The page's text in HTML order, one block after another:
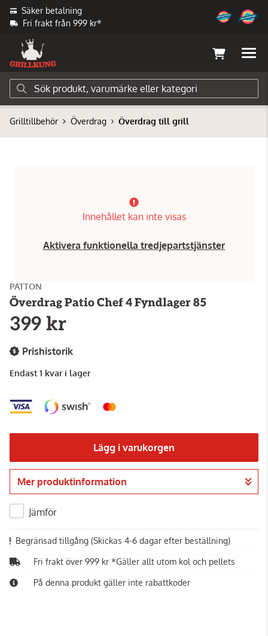
Säker betalning
Fri frakt från 999 kr*
Grilltillbehör Överdrag Överdrag till grill
Innehållet kan inte visas
Aktivera funktionella tredjepartstjänster
PATTON
Överdrag Patio Chef 4 Fyndlager 85
399 kr
Prishistorik
Endast 1 kvar i lager
Lägg i varukorgen
Gå till kassan
Mer produktinformation
Jämför
Begränsad tillgång (Skickas 4-6 dagar efter beställning)
Fri frakt över 999 kr *Gäller allt utom kol och pellets
På denna produkt gäller inte rabattkoder